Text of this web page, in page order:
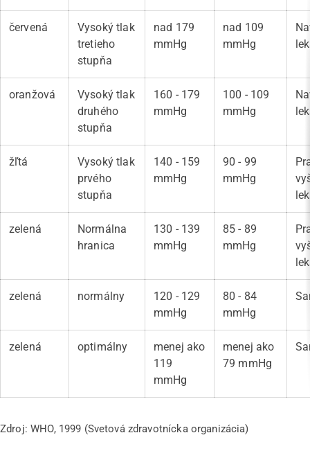
červená
Vysoký tlak
tretieho
stupňa
nad 179
mmHg
nad 109
mmHg
oranžová
Vysoký tlak
druhého
stupňa
160 - 179
mmHg
100 - 109
mmHg
žľtá
Vysoký tlak
prvého
stupňa
140 - 159
mmHg
90 - 99
mmHg
zelená
Normálna
hranica
130 - 139
mmHg
85 - 89
mmHg
zelená normálny
120 - 129
mmHg
80 - 84
mmHg
zelená optimálny
menej ako
119
mmHg
menej ako
79 mmHg
Zdroj: WHO, 1999 (Svetová zdravotnícka organizácia)